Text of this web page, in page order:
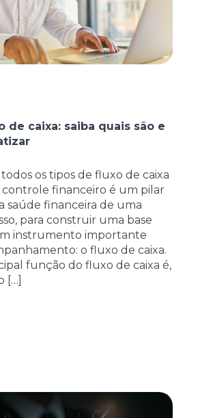
de caixa: saiba quais são e
os tipos de fluxo de caixa
controle financeiro é um pilar
saúde financeira de uma
para construir uma base
instrumento importante
o fluxo de caixa.
função do fluxo de caixa é,
[…]